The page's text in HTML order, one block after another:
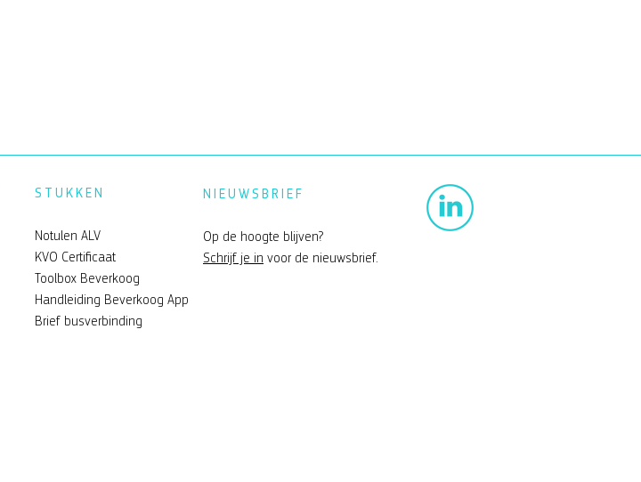
STUKKEN
Notulen ALV
KVO Certificaat
Toolbox Beverkoog
Handleiding Beverkoog App
Brief busverbinding
NIEUWSBRIEF
Op de hoogte blijven?
Schrijf je in voor de nieuwsbrief.